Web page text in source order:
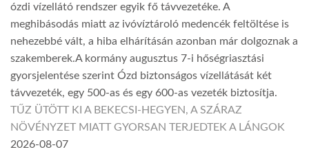
ózdi vízellátó rendszer egyik fő távvezetéke. A
meghibásodás miatt az ivóvíztároló medencék feltöltése is
nehezebbé vált, a hiba elhárításán azonban már dolgoznak a
szakemberek.A kormány augusztus 7-i hőségriasztási
gyorsjelentése szerint Ózd biztonságos vízellátását két
távvezeték, egy 500-as és egy 600-as vezeték biztosítja.
TŰZ ÜTÖTT KI A BEKECSI-HEGYEN, A SZÁRAZ
NÖVÉNYZET MIATT GYORSAN TERJEDTEK A LÁNGOK
2026-08-07